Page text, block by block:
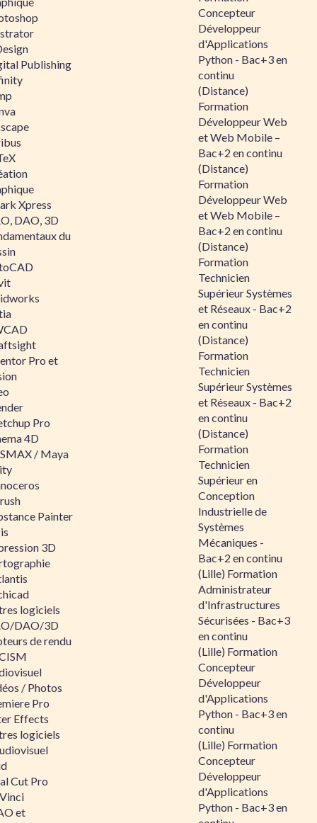
Publishing
Xpress
DAO, 3D
du
Pro et
Pro
4D
/ Maya
Painter
3D
logiciels
DAO/3D
de rendu
/ Photos
Pro
Effects
logiciels
Cut Pro
et
Concepteur
Développeur
d'Applications
Python - Bac+3 en
continu
(Distance)
Formation
Développeur Web
et Web Mobile –
Bac+2 en continu
(Distance)
Formation
Développeur Web
et Web Mobile –
Bac+2 en continu
(Distance)
Formation
Technicien
Supérieur Systèmes
et Réseaux - Bac+2
en continu
(Distance)
Formation
Technicien
Supérieur Systèmes
et Réseaux - Bac+2
en continu
(Distance)
Formation
Technicien
Supérieur en
Conception
Industrielle de
Systèmes
Mécaniques -
Bac+2 en continu
(Lille) Formation
Administrateur
d'Infrastructures
Sécurisées - Bac+3
en continu
(Lille) Formation
Concepteur
Développeur
d'Applications
Python - Bac+3 en
continu
(Lille) Formation
Concepteur
Développeur
d'Applications
Python - Bac+3 en